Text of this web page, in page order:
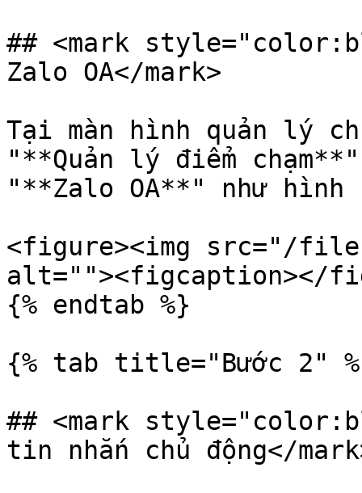
## <mark
Zalo OA</mark>
Tại màn hình quản lý
"**Quản lý điểm
"**Zalo OA**" như hình
<figure><img src="/files/
alt=""><figcaption></
{% endtab %}
{% tab title="Bước 2"
## <mark
tin nhắn chủ động</